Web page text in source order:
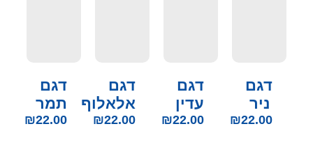
דגם
ניר
₪22.00
דגם
עדין
₪22.00
דגם
אלאלוף
₪22.00
דגם
תמר
₪22.00